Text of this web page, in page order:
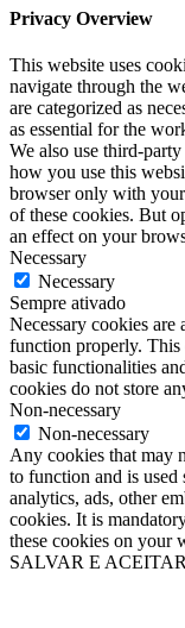
Privacy Overview
This website uses
navigate through the
are categorized as
as essential for the
We also use third-
how you use this
browser only with
of these cookies. But
an effect on your
Necessary
Necessary
Sempre ativado
Necessary cookies are
function properly. This
basic functionalities
cookies do not store
Non-necessary
Non-necessary
Any cookies that may
to function and is used
analytics, ads, other
cookies. It is
these cookies on your
SALVAR E ACEITAR